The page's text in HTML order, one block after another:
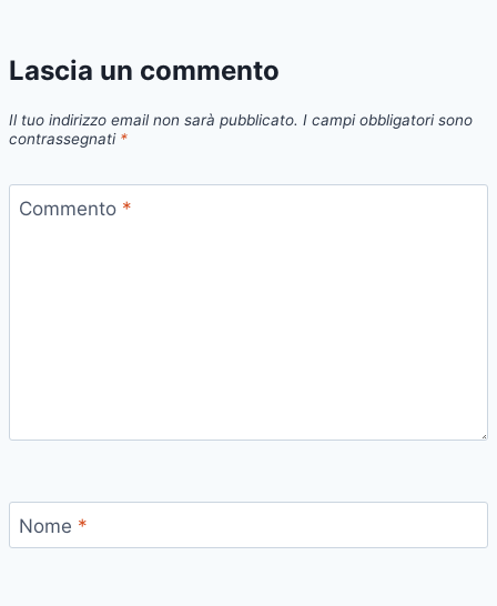
Lascia un commento
Il tuo indirizzo email non sarà pubblicato. I campi obbligatori sono
contrassegnati *
Commento *
Nome *